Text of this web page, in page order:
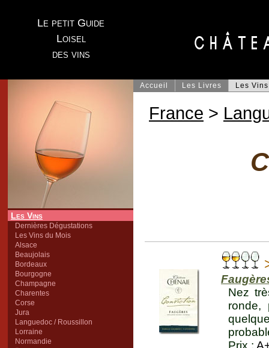
Le petit Guide
Loisel
des vins
Les Vins
Dernières Dégustations
Les Vins du Mois
Alsace
Beaujolais
Bordeaux
Bourgogne
Champagne
Charentes
Corse
Jura
Languedoc / Roussillon
Lorraine
Normandie
Accueil Les Livres Les Vins
France >
Nez
ronde,
Prix :